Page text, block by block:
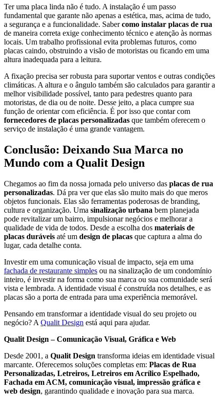
Ter uma placa linda não é tudo. A instalação é um passo
fundamental que garante não apenas a estética, mas, acima de tudo,
a segurança e a funcionalidade. Sabercomo instalar placas de rua
de maneira correta exige conhecimento técnico e atenção às normas
locais. Um trabalho profissional evita problemas futuros, como
placas caindo, obstruindo a visão de motoristas ou ficando em uma
altura inadequada para a leitura.
A fixação precisa ser robusta para suportar ventos e outras condições
climáticas. A altura e o ângulo também são calculados para garantir a
melhor visibilidade possível, tanto para pedestres quanto para
motoristas, de dia ou de noite. Desse jeito, a placa cumpre sua
função de orientar com eficiência. É por isso que contar com
fornecedores de placas personalizadas que também oferecem o
serviço de instalação é uma grande vantagem.
Conclusão: Deixando Sua Marca no
Mundo com a Qualit Design
Chegamos ao fim da nossa jornada pelo universo das placas de rua
personalizadas. Dá pra ver que elas são muito mais do que meros
objetos funcionais. Elas são ferramentas poderosas de branding,
cultura e organização. Uma sinalização urbana bem planejada
pode revitalizar um bairro, impulsionar negócios e melhorar a
qualidade de vida de todos. Desde a escolha dos materiais de
placas duráveis até um design de placas que captura a alma do
lugar, cada detalhe conta.
Investir em uma comunicação visual de impacto, seja em uma
fachada de restaurante simples ou na sinalização de um condomínio
inteiro, é investir na forma como sua marca ou sua comunidade será
vista e lembrada. A identidade visual é construída nos detalhes, e as
placas são a porta de entrada para uma experiência memorável.
Pensando em transformar a identidade visual do seu projeto ou
negócio? A Qualit Design está aqui para ajudar.
Qualit Design – Comunicação Visual, Gráfica e Web
Desde 2001, a Qualit Design transforma ideias em identidade visual
marcante. Oferecemos soluções completas em: Placas de Rua
Personalizadas, Letreiros, Letreiros em Acrílico Espelhado,
Fachada em ACM, comunicação visual, impressão gráfica e
web design, garantindo qualidade e inovação para sua marca.